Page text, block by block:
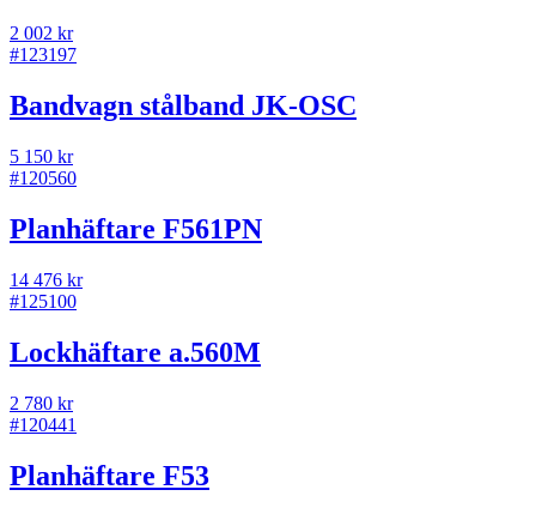
2 002 kr
#123197
Bandvagn stålband JK-OSC
5 150 kr
#120560
Planhäftare F561PN
14 476 kr
#125100
Lockhäftare a.560M
2 780 kr
#120441
Planhäftare F53